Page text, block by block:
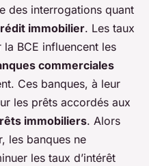
des interrogations quant
immobilier. Les taux
BCE influencent les
commerciales
Ces banques, à leur
les prêts accordés aux
immobiliers. Alors
les banques ne
les taux d’intérêt